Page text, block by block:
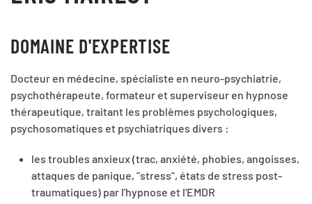
DOMAINE D'EXPERTISE
Docteur en médecine, spécialiste en neuro-psychiatrie,
psychothérapeute, formateur et superviseur en hypnose
thérapeutique, traitant les problèmes psychologiques,
psychosomatiques et psychiatriques divers :
les troubles anxieux (trac, anxiété, phobies, angoisses,
attaques de panique, "stress", états de stress post-
traumatiques) par l'hypnose et l'EMDR